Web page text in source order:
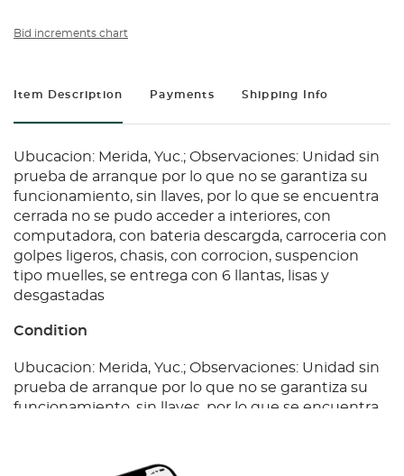
Bid increments chart
Item Description Payments Shipping Info
Ubucacion: Merida, Yuc.; Observaciones: Unidad sin
prueba de arranque por lo que no se garantiza su
funcionamiento, sin llaves, por lo que se encuentra
cerrada no se pudo acceder a interiores, con
computadora, con bateria descargda, carroceria con
golpes ligeros, chasis, con corrocion, suspencion
tipo muelles, se entrega con 6 llantas, lisas y
desgastadas
Condition
Ubucacion: Merida, Yuc.; Observaciones: Unidad sin
prueba de arranque por lo que no se garantiza su
funcionamiento, sin llaves, por lo que se encuentra
golpes ligeros, chasis, con corrocion, suspencion